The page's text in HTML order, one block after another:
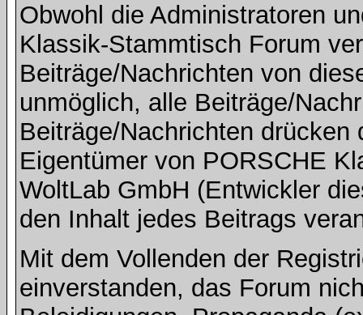
Obwohl die Administratoren
Klassik-Stammtisch Forum
Beiträge/Nachrichten von
unmöglich, alle Beiträge/
Beiträge/Nachrichten
Eigentümer von PORSCHE
WoltLab GmbH (Entwickler
den Inhalt jedes Beitrags
Mit dem Vollenden der
einverstanden, das Forum